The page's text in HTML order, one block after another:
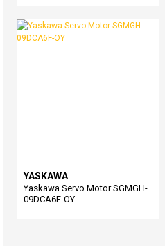
YASKAWA
Yaskawa Servo Motor SGMGH-
09DCA6F-OY